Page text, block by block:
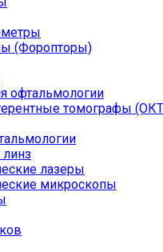
(Форопторы)
офтальмологии
томографы
лазеры
микроскопы